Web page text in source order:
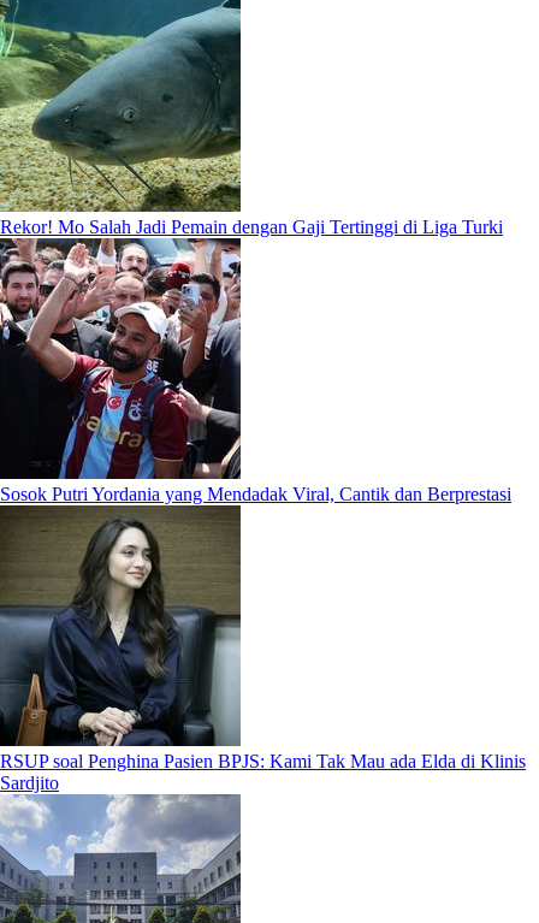
Rekor! Mo Salah Jadi Pemain dengan Gaji Tertinggi di Liga Turki
Sosok Putri Yordania yang Mendadak Viral, Cantik dan Berprestasi
RSUP soal Penghina Pasien BPJS: Kami Tak Mau ada Elda di Klinis
Sardjito